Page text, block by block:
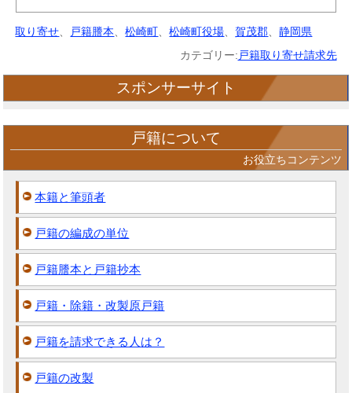
取り寄せ 戸籍謄本 、松崎町 、松崎町役場 、賀茂郡 、静岡県
カテゴリー: 戸籍取り寄せ請求先
スポンサーサイト
戸籍について
お役立ちコンテンツ
本籍と筆頭者
戸籍の編成の単位
戸籍謄本と戸籍抄本
戸籍・除籍・改製原戸籍
戸籍を請求できる人は？
戸籍の改製